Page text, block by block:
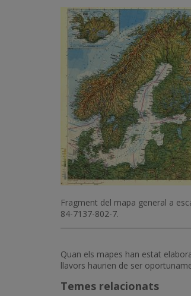
Imatge
Fragment del mapa general a
84-7137-802-7.
Quan els mapes han estat
llavors haurien de ser
Temes relacionats